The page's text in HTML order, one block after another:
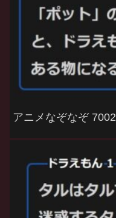
アニメなぞなぞ 7002